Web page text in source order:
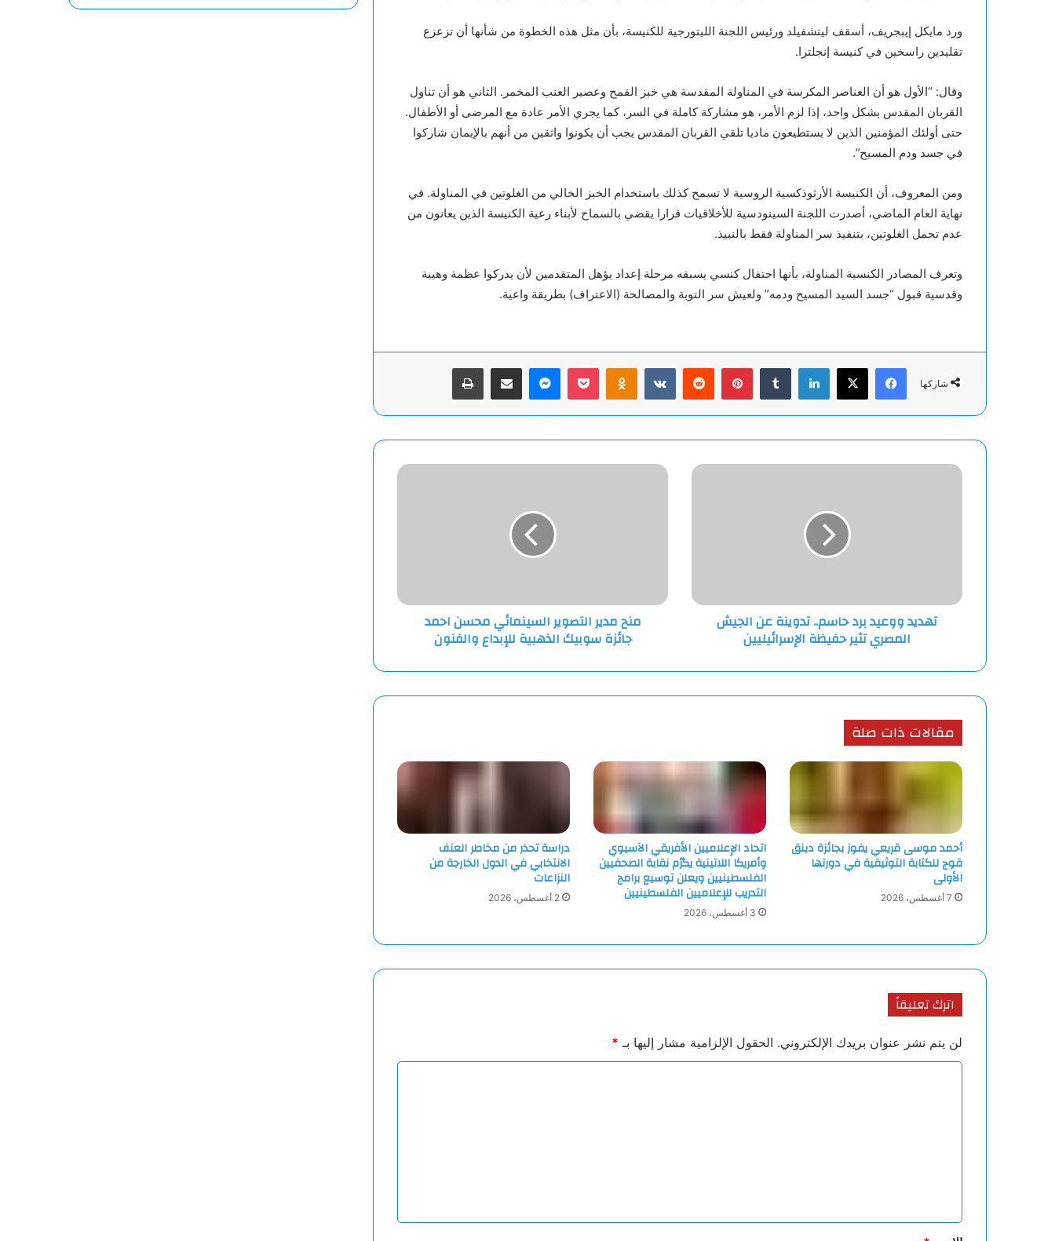
ورد مايكل إيبجريف، أسقف ليتشفيلد ورئيس اللجنة الليتورجية للكنيسة، بأن مثل هذه الخطوة من شأنها أن تزعزع
تقليدين راسخين في كنيسة إنجلترا.
وقال: “الأول هو أن العناصر المكرسة في المناولة المقدسة هي خبز القمح وعصير العنب المخمر. الثاني هو أن تناول
القربان المقدس بشكل واحد، إذا لزم الأمر، هو مشاركة كاملة في السر، كما يجري الأمر عادة مع المرضى أو الأطفال.
حتى أولئك المؤمنين الذين لا يستطيعون ماديا تلقي القربان المقدس يجب أن يكونوا واثقين من أنهم بالإيمان شاركوا
في جسد ودم المسيح”.
ومن المعروف، أن الكنيسة الأرثوذكسية الروسية لا تسمح كذلك باستخدام الخبز الخالي من الغلوتين في المناولة. في
نهاية العام الماضي، أصدرت اللجنة السينودسية للأخلاقيات قرارا يقضي بالسماح لأبناء رعية الكنيسة الذين يعانون من
عدم تحمل الغلوتين، بتنفيذ سر المناولة فقط بالنبيذ.
وتعرف المصادر الكنسية المناولة، بأنها احتفال كنسي يسبقه مرحلة إعداد يؤهل المتقدمين لأن يدركوا عظمة وهيبة
وقدسية قبول “جسد السيد المسيح ودمه” ولعيش سر التوبة والمصالحة (الاعتراف) بطريقة واعية.
شاركها
فيسبوك
‫X لينكدإن بينتيريست Odnoklassniki
‫Pocketماسنجرمشاركة عبر البريد طباعة
تهديد
تثير
حفيظة
الإسرائيليين
تهديد ووعيد برد حاسم.. تدوينة عن الجيش
المصري تثير حفيظة الإسرائيليين
منح
الذهبية
للإبداع
والفنون
منح مدير التصوير السينمائي محسن احمد
جائزة سوبيك الذهبية للإبداع والفنون
مقالات ذات صلة
أحمد موسى قريعي يفوز بجائزة دينق
قوج للكتابة التوثيقية في دورتها
الأولى
7 أغسطس، 2026
اتحاد الإعلاميين الأفريقي الآسيوي
وأمريكا اللاتينية يكرّم نقابة الصحفيين
الفلسطينيين ويعلن توسيع برامج
التدريب للإعلاميين الفلسطينيين
3 أغسطس، 2026
دراسة تحذر من مخاطر العنف
الانتخابي في الدول الخارجة من
النزاعات
2 أغسطس، 2026
اترك تعليقاً
لن يتم نشر عنوان بريدك الإلكتروني. الحقول الإلزامية مشار إليها بـ *
*